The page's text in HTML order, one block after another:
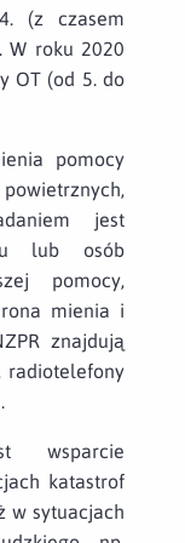
(z czasem
W roku 2020
OT (od 5. do
pomocy
jest
lub osób
pomocy,
mienia i
znajdują
radiotelefony
wsparcie
katastrof
w sytuacjach